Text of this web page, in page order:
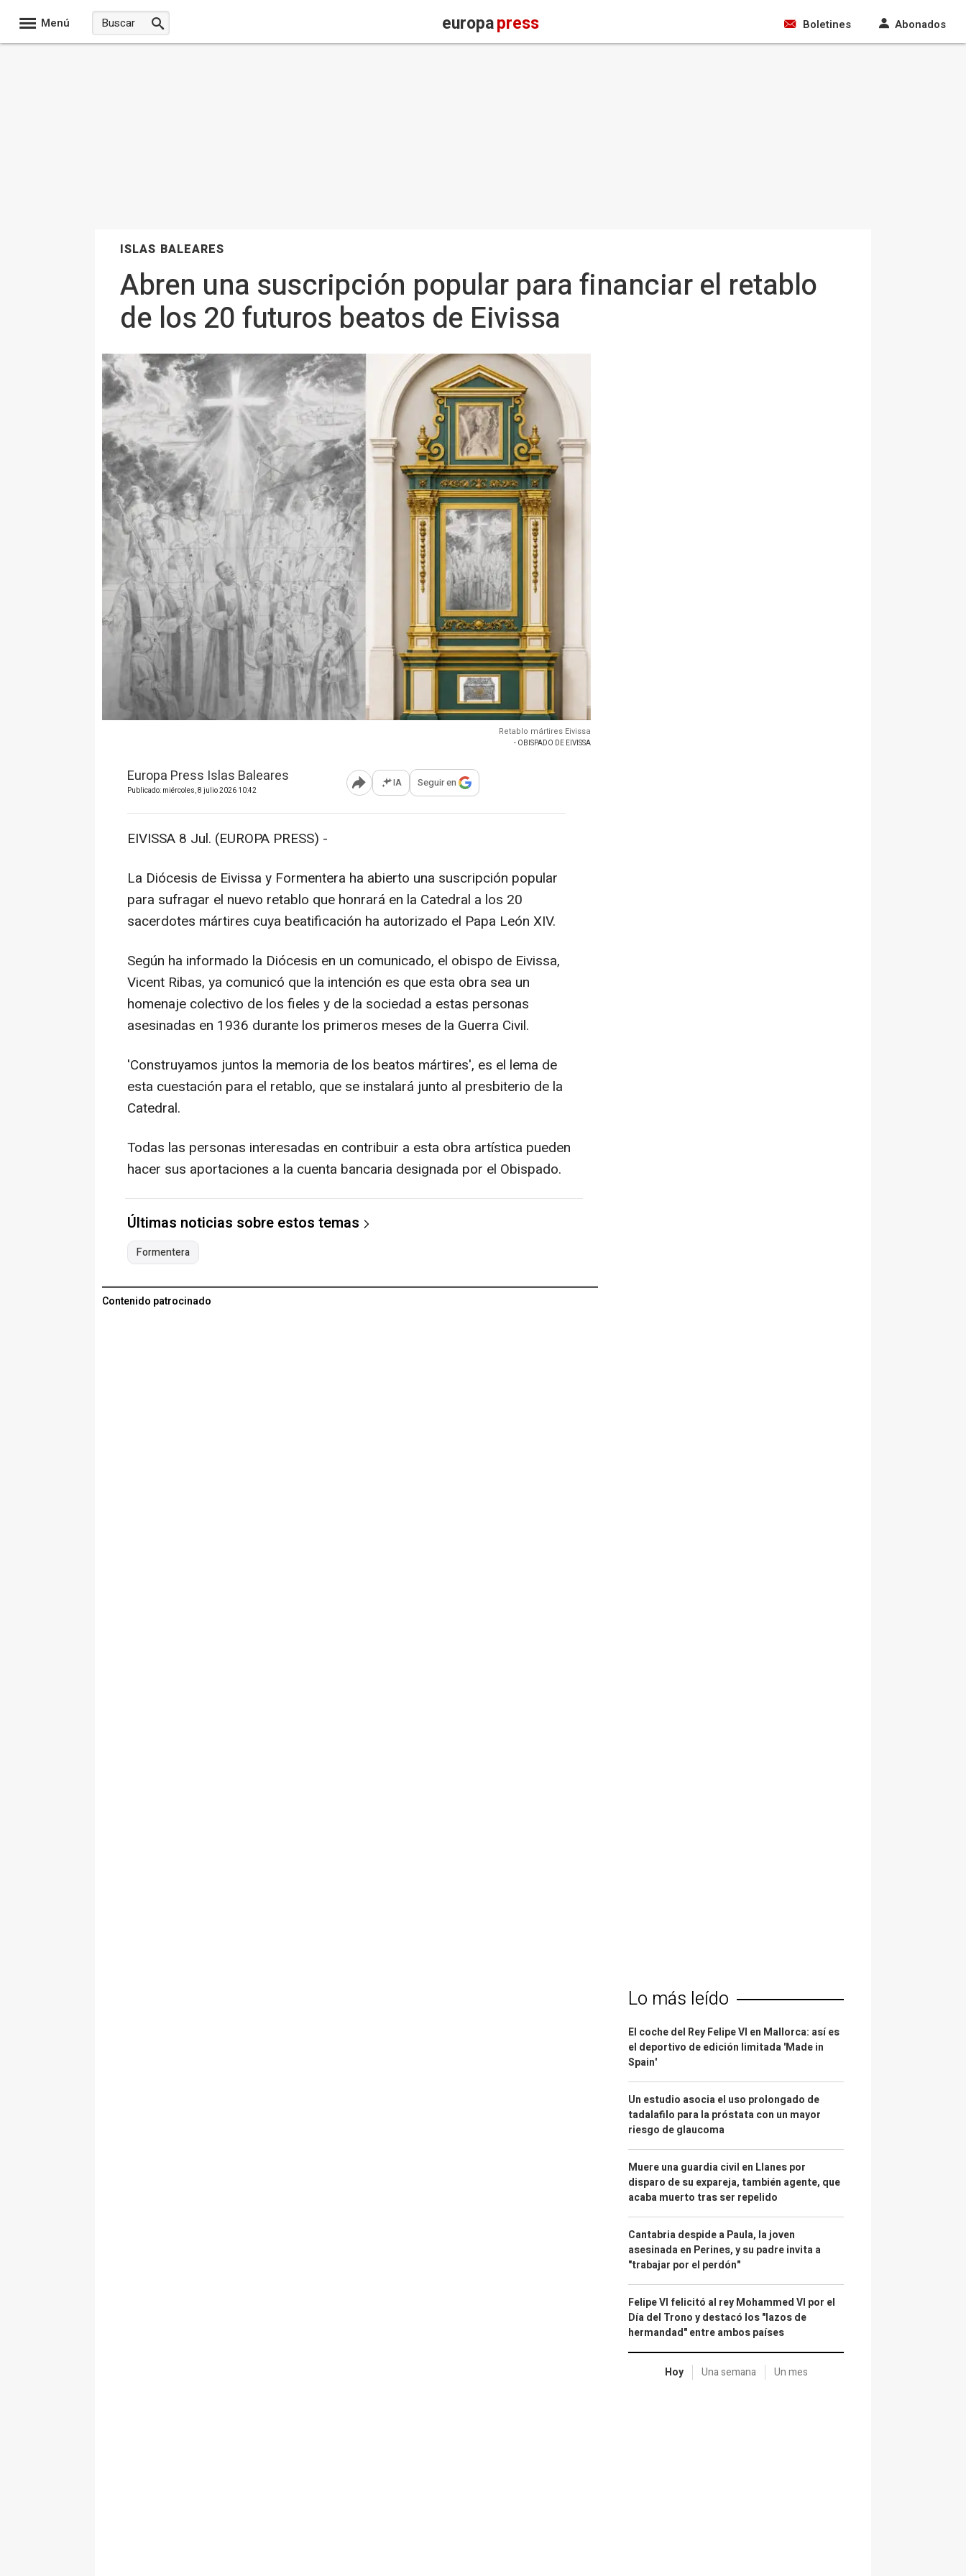
Menú europapress Boletines Abonados
ISLAS BALEARES
Abren una suscripción popular para financiar el retablo
de los 20 futuros beatos de Eivissa
Retablo mártires Eivissa
- OBISPADO DE EIVISSA
Europa Press Islas Baleares
Publicado: miércoles, 8 julio 2026 10:42 Abrir opciones para compartir
IA Seguir en
EIVISSA 8 Jul. (EUROPA PRESS) -
La Diócesis de Eivissa y Formentera ha abierto una suscripción popular
para sufragar el nuevo retablo que honrará en la Catedral a los 20
sacerdotes mártires cuya beatificación ha autorizado el Papa León XIV.
Según ha informado la Diócesis en un comunicado, el obispo de Eivissa,
Vicent Ribas, ya comunicó que la intención es que esta obra sea un
homenaje colectivo de los fieles y de la sociedad a estas personas
asesinadas en 1936 durante los primeros meses de la Guerra Civil.
'Construyamos juntos la memoria de los beatos mártires', es el lema de
esta cuestación para el retablo, que se instalará junto al presbiterio de la
Catedral.
Todas las personas interesadas en contribuir a esta obra artística pueden
hacer sus aportaciones a la cuenta bancaria designada por el Obispado.
Últimas noticias sobre estos temas
Formentera
Contenido patrocinado
Lo más leído
El coche del Rey Felipe VI en Mallorca: así es
el deportivo de edición limitada 'Made in
Spain'
Un estudio asocia el uso prolongado de
tadalafilo para la próstata con un mayor
riesgo de glaucoma
Muere una guardia civil en Llanes por
disparo de su expareja, también agente, que
acaba muerto tras ser repelido
Cantabria despide a Paula, la joven
asesinada en Perines, y su padre invita a
"trabajar por el perdón"
Felipe VI felicitó al rey Mohammed VI por el
Día del Trono y destacó los "lazos de
hermandad" entre ambos países
Hoy Una semana Un mes